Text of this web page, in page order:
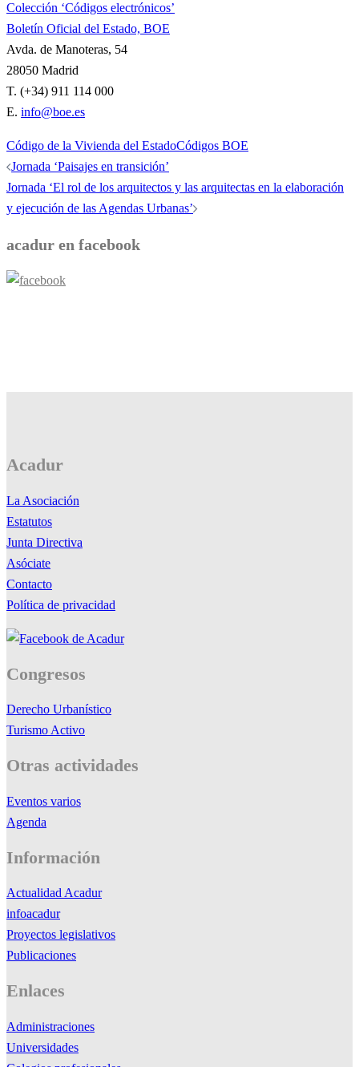
Colección ‘Códigos electrónicos’
Boletín Oficial del Estado, BOE
Avda. de Manoteras, 54
28050 Madrid
T. (+34) 911 114 000
E. info@boe.es
Código de la Vivienda del EstadoCódigos BOE
Navegación
de
entradas
Jornada ‘Paisajes en transición’
Jornada ‘El rol de los arquitectos y las arquitectas en la elaboración
y ejecución de las Agendas Urbanas’
acadur en facebook
Acadur
La Asociación
Estatutos
Junta Directiva
Asóciate
Contacto
Política de privacidad
Congresos
Derecho Urbanístico
Turismo Activo
Otras actividades
Eventos varios
Agenda
Información
Actualidad Acadur
infoacadur
Proyectos legislativos
Publicaciones
Enlaces
Administraciones
Universidades